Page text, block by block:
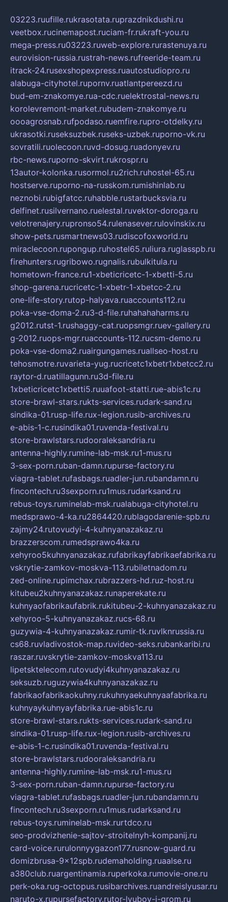
03223.ruufille.rukrasotata.ruprazdnikdushi.ru
veetbox.rucinemapost.ruciam-fr.rukraft-you.ru
mega-press.ru03223.ruweb-explore.rurastenuya.ru
eurovision-russia.rustrah-news.rufreeride-team.ru
itrack-24.rusexshopexpress.ruautostudiopro.ru
alabuga-cityhotel.rupornv.ruatlantpereezd.ru
bud-em-znakomye.rua-cdc.ruelektrostal-news.ru
korolevremont-market.rubudem-znakomye.ru
oooagrosnab.rufpodaso.ruemfire.rupro-otdelky.ru
ukrasotki.ruseksuzbek.ruseks-uzbek.ruporno-vk.ru
sovratili.ruolecoon.ruvd-dosug.ruadonyev.ru
rbc-news.ruporno-skvirt.rukrospr.ru
13autor-kolonka.rusormol.ru2rich.ruhostel-65.ru
hostserve.ruporno-na-russkom.rumishinlab.ru
neznobi.rubigfatcc.ruhabble.rustarbucksvia.ru
delfinet.rusilvernano.ruelestal.ruvektor-doroga.ru
velotrenajery.rupronso54.rulenasever.rulovinskix.ru
show-pets.rusmartnews03.rudiscofoxworld.ru
miraclecoon.rupongup.ruhostel65.ruliura.ruglasspb.ru
firehunters.rugribowo.rugnalis.rubulkitula.ru
hometown-france.ru1-xbeticricetc-1-xbetti-5.ru
shop-garena.rucricetc-1-xbetr-1-xbetcc-2.ru
one-life-story.rutop-halyava.ruaccounts112.ru
poka-vse-doma-2.ru3-d-file.ruhahahaharms.ru
g2012.rutst-1.rushaggy-cat.ruopsmgr.ruev-gallery.ru
g-2012.ruops-mgr.ruaccounts-112.rucsm-demo.ru
poka-vse-doma2.ruairgungames.ruallseo-host.ru
tehosmotre.ruvarieta-yug.rucricetc1xbetr1xbetcc2.ru
raytor-d.ruatillagunn.ru3d-file.ru
1xbeticricetc1xbetti5.ruuafoot-statti.rue-abis1c.ru
store-brawl-stars.rukts-services.rudark-sand.ru
sindika-01.rusp-life.rux-legion.rusib-archives.ru
e-abis-1-c.rusindika01.ruvenda-festival.ru
store-brawlstars.rudooraleksandria.ru
antenna-highly.rumine-lab-msk.ru1-mus.ru
3-sex-porn.ruban-damn.rupurse-factory.ru
viagra-tablet.rufasbags.ruadler-jun.rubandamn.ru
fincontech.ru3sexporn.ru1mus.rudarksand.ru
rebus-toys.ruminelab-msk.rualabuga-cityhotel.ru
medsprawo-4-ka.ru2864420.rublagodarenie-spb.ru
zajmy24.rutovudyi-4-kuhnyanazakaz.ru
brazzerscom.rumedsprawo4ka.ru
xehyroo5kuhnyanazakaz.rufabrikayfabrikaefabrika.ru
vskrytie-zamkov-moskva-113.rubiletnadom.ru
zed-online.rupimchax.rubrazzers-hd.ruz-host.ru
kitubeu2kuhnyanazakaz.runaperekate.ru
kuhnyaofabrikaufabrik.rukitubeu-2-kuhnyanazakaz.ru
xehyroo-5-kuhnyanazakaz.rucs-68.ru
guzywia-4-kuhnyanazakaz.rumir-tk.ruvlknrussia.ru
cs68.ruvladivostok-map.ruvideo-seks.rubankaribi.ru
raszar.ruvskrytie-zamkov-moskva113.ru
lipetsktelecom.rutovudyi4kuhnyanazakaz.ru
seksuzb.ruguzywia4kuhnyanazakaz.ru
fabrikaofabrikaokuhny.rukuhnyaekuhnyaafabrika.ru
kuhnyaykuhnyayfabrika.rue-abis1c.ru
store-brawl-stars.rukts-services.rudark-sand.ru
sindika-01.rusp-life.rux-legion.rusib-archives.ru
e-abis-1-c.rusindika01.ruvenda-festival.ru
store-brawlstars.rudooraleksandria.ru
antenna-highly.rumine-lab-msk.ru1-mus.ru
3-sex-porn.ruban-damn.rupurse-factory.ru
viagra-tablet.rufasbags.ruadler-jun.rubandamn.ru
fincontech.ru3sexporn.ru1mus.rudarksand.ru
rebus-toys.ruminelab-msk.rurtdco.ru
seo-prodvizhenie-sajtov-stroitelnyh-kompanij.ru
card-voice.rurulonnyygazon177.rusnow-guard.ru
domizbrusa-9x12spb.rudemaholding.ruaalse.ru
a380club.ruargentinamia.ruperkoka.rumovie-one.ru
perk-oka.rug-octopus.rusibarchives.ruandreislyusar.ru
naruto-x.rupursefactory.rutor-lyubov-i-grom.ru